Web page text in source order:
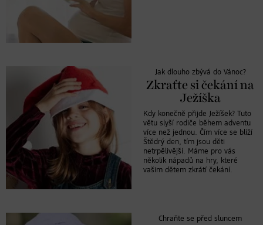
Jak dlouho zbývá do Vánoc?
Zkraťte si čekání na
Ježíška
Kdy konečně přijde Ježíšek? Tuto
větu slyší rodiče během adventu
více než jednou. Čím více se blíží
Štědrý den, tím jsou děti
netrpělivější. Máme pro vás
několik nápadů na hry, které
vašim dětem zkrátí čekání.
Chraňte se před sluncem